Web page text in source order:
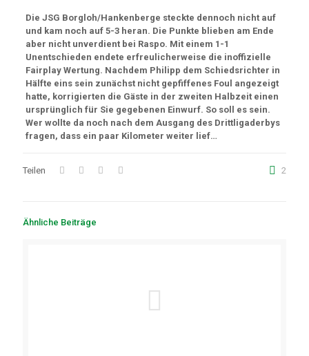
Die JSG Borgloh/Hankenberge steckte dennoch nicht auf
und kam noch auf 5-3 heran. Die Punkte blieben am Ende
aber nicht unverdient bei Raspo. Mit einem 1-1
Unentschieden endete erfreulicherweise die inoffizielle
Fairplay Wertung. Nachdem Philipp dem Schiedsrichter in
Hälfte eins sein zunächst nicht gepfiffenes Foul angezeigt
hatte, korrigierten die Gäste in der zweiten Halbzeit einen
ursprünglich für Sie gegebenen Einwurf. So soll es sein.
Wer wollte da noch nach dem Ausgang des Drittligaderbys
fragen, dass ein paar Kilometer weiter lief…
Teilen 2
Ähnliche Beiträge